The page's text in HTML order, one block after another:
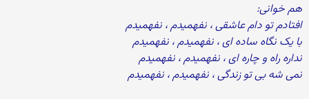
هم خوانی:
افتادم تو دام عاشقی ، نفهمیدم ، نفهمیدم
با یک نگاه ساده ای ، نفهمیدم ، نفهمیدم
نداره راه و چاره ای ، نفهمیدم ، نفهمیدم
نمی شه بی تو زندگی ، نفهمیدم ، نفهمیدم